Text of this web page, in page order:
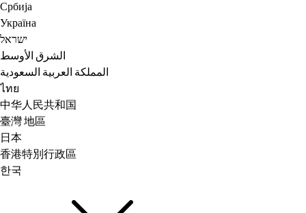
Србија
Україна
ישראל
الشرق الأوسط
المملكة العربية السعودية
ไทย
中华人民共和国
臺灣 地區
日本
香港特別行政區
한국